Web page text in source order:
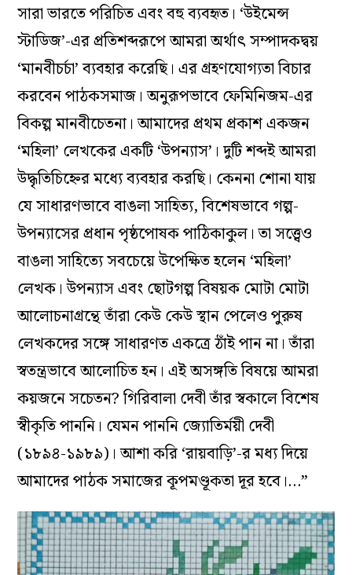
সারা ভারতে পরিচিত এবং বহু ব্যবহৃত। ‘উইমেন্স
স্টাডিজ’-এর প্রতিশব্দরূপে আমরা অর্থাৎ সম্পাদকদ্বয়
‘মানবীচর্চা’ ব্যবহার করেছি। এর গ্রহণযোগ্যতা বিচার
করবেন পাঠকসমাজ। অনুরূপভাবে ফেমিনিজম-এর
বিকল্প মানবীচেতনা। আমাদের প্রথম প্রকাশ একজন
‘মহিলা’ লেখকের একটি ‘উপন্যাস’। দুটি শব্দই আমরা
উদ্ধৃতিচিহ্নের মধ্যে ব্যবহার করছি। কেননা শোনা যায়
যে সাধারণভাবে বাঙলা সাহিত্য, বিশেষভাবে গল্প-
উপন্যাসের প্রধান পৃষ্ঠপোষক পাঠিকাকুল। তা সত্ত্বেও
বাঙলা সাহিত্যে সবচেয়ে উপেক্ষিত হলেন ‘মহিলা’
লেখক। উপন্যাস এবং ছোটগল্প বিষয়ক মোটা মোটা
আলোচনাগ্রন্থে তাঁরা কেউ কেউ স্থান পেলেও পুরুষ
লেখকদের সঙ্গে সাধারণত একত্রে ঠাঁই পান না। তাঁরা
স্বতন্ত্রভাবে আলোচিত হন। এই অসঙ্গতি বিষয়ে আমরা
কয়জনে সচেতন? গিরিবালা দেবী তাঁর স্বকালে বিশেষ
স্বীকৃতি পাননি। যেমন পাননি জ্যোতির্ময়ী দেবী
(১৮৯৪-১৯৮৯)। আশা করি ‘রায়বাড়ি’-র মধ্য দিয়ে
আমাদের পাঠক সমাজের কূপমণ্ডূকতা দূর হবে।…”